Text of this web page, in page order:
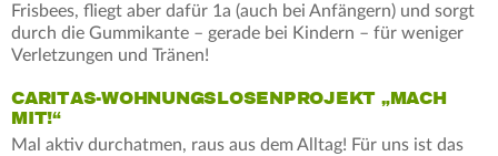
Frisbees, fliegt aber dafür 1a (auch bei Anfängern) und sorgt
durch die Gummikante – gerade bei Kindern – für weniger
Verletzungen und Tränen!
CARITAS-WOHNUNGSLOSENPROJEKT „MACH
MIT!“
Mal aktiv durchatmen, raus aus dem Alltag! Für uns ist das